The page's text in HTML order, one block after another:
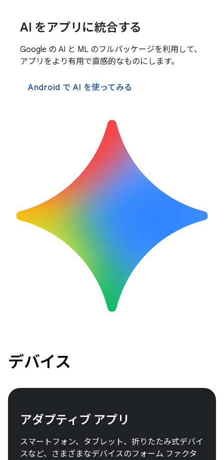
AI をアプリに統合する
Google の AI と ML のフルパッケージを利用して、
アプリをより有用で直感的なものにします。
Android で AI を使ってみる
デバイス
アダプティブ アプリ
スマートフォン、タブレット、折りたたみ式デバイ
スなど、さまざまなデバイスのフォーム ファクタ